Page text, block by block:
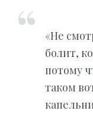
«Не
болит,
потому
таком